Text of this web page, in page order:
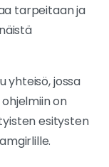
tarpeitaan ja
yhteisö, jossa
on
esitysten